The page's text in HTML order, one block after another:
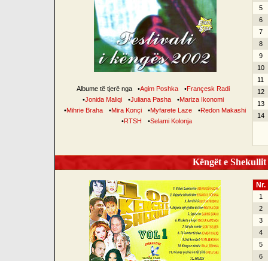
Albume të tjerë nga •Agim Poshka •Françesk Radi
•Jonida Maliqi •Juliana Pasha •Mariza Ikonomi
•Mihrie Braha •Mira Konçi •Myfarete Laze •Redon Makashi
•RTSH •Selami Kolonja
5
6
7
8
9
10
11
12
13
14
Këngët e
Nr.
1
2
3
4
5
6